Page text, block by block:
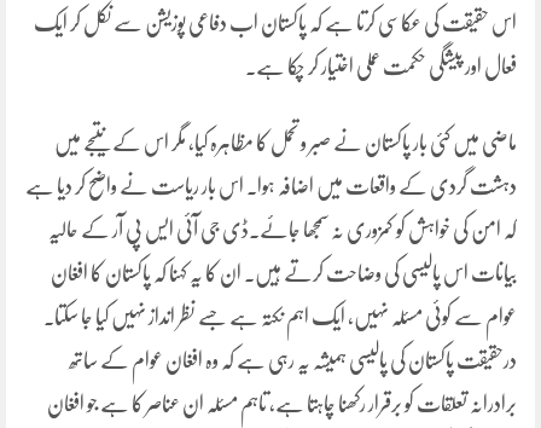
اس حقیقت کی عکاسی کرتا ہے کہ پاکستان اب دفاعی پوزیشن سے نکل کر ایک
فعال اور پیشگی حکمت عملی اختیار کر چکا ہے۔
ماضی میں کئی بار پاکستان نے صبر و تحمل کا مظاہرہ کیا، مگر اس کے نتیجے میں
دہشت گردی کے واقعات میں اضافہ ہوا۔ اس بار ریاست نے واضح کر دیا ہے
کہ امن کی خواہش کو کمزوری نہ سمجھا جائے۔ڈی جی آئی ایس پی آر کے حالیہ
بیانات اس پالیسی کی وضاحت کرتے ہیں۔ ان کا یہ کہنا کہ پاکستان کا افغان
عوام سے کوئی مسئلہ نہیں، ایک اہم نکتہ ہے جسے نظر انداز نہیں کیا جا سکتا۔
درحقیقت پاکستان کی پالیسی ہمیشہ یہ رہی ہے کہ وہ افغان عوام کے ساتھ
برادرانہ تعلقات کو برقرار رکھنا چاہتا ہے، تاہم مسئلہ ان عناصر کا ہے جو افغان